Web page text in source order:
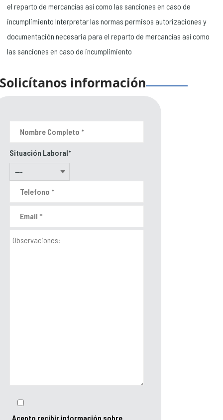
el reparto de mercancías así como las sanciones en caso de
incumplimiento Interpretar las normas permisos autorizaciones y
documentación necesaria para el reparto de mercancías así como
las sanciones en caso de incumplimiento
Solicítanos información
Situación Laboral*
Acepto recibir información sobre